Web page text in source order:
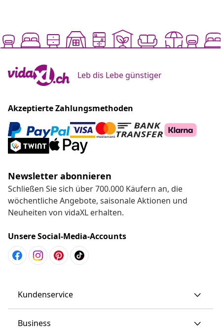
Leb dis Lebe günstiger
Akzeptierte Zahlungsmethoden
Newsletter abonnieren
Schließen Sie sich über 700.000 Käufern an, die
wöchentliche Angebote, saisonale Aktionen und
Neuheiten von vidaXL erhalten.
Unsere Social-Media-Accounts
Kundenservice
Business